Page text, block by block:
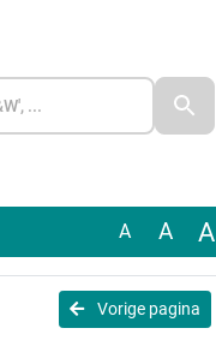
A A A
Vorige pagina